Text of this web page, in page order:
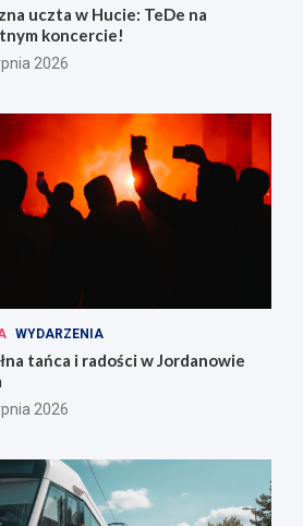
uczta w Hucie: TeDe na
koncercie!
2026
WYDARZENIA
tańca i radości w Jordanowie
2026